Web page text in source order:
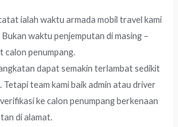
ialah waktu armada mobil travel kami
waktu penjemputan di masing –
calon penumpang.
dapat semakin terlambat sedikit
Tetapi team kami baik admin atau driver
ke calon penumpang berkenaan
di alamat.